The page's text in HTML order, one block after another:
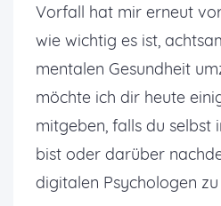
Vorfall hat mir erneut
wie wichtig es ist,
mentalen Gesundheit
möchte ich dir heute
mitgeben, falls du selbst
bist oder darüber
digitalen Psychologen